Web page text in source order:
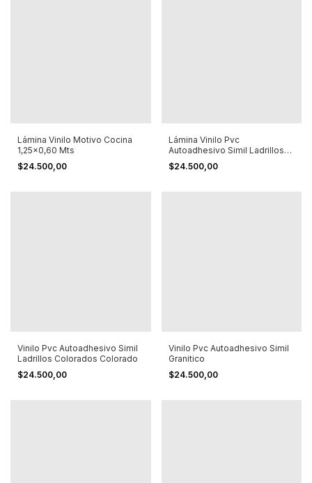
Lámina Vinilo Motivo Cocina
1,25x0,60 Mts
$24.500,00
Lámina Vinilo Pvc
Autoadhesivo Simil Ladrillos
Pintandos
$24.500,00
Vinilo Pvc Autoadhesivo Simil
Ladrillos Colorados Colorado
$24.500,00
Vinilo Pvc Autoadhesivo Simil
Granitico
$24.500,00